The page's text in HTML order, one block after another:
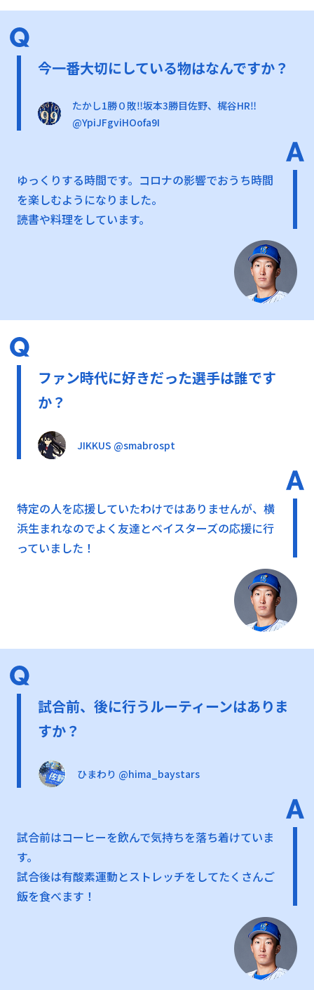
今一番大切にしている物はなんですか？
たかし1勝０敗‼️坂本3勝目佐野、梶谷HR‼️
@YpiJFgviHOofa9I
ゆっくりする時間です。コロナの影響でおうち時間
を楽しむようになりました。
読書や料理をしています。
ファン時代に好きだった選手は誰です
か？
JIKKUS @smabrospt
特定の人を応援していたわけではありませんが、横
浜生まれなのでよく友達とベイスターズの応援に行
っていました！
試合前、後に行うルーティーンはありま
すか？
ひまわり @hima_baystars
試合前はコーヒーを飲んで気持ちを落ち着けていま
す。
試合後は有酸素運動とストレッチをしてたくさんご
飯を食べます！